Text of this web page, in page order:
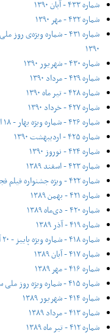
شماره ۴۳۳ - آبان ۱۳۹۰
شماره ۴۳۲ - مهر ۱۳۹۰
۱۳۹۰
شماره ۴۳۰ - شهریور ۱۳۹۰
شماره ۴۲۹ - مرداد ۱۳۹۰
شماره ۴۲۸ - تیر ماه ۱۳۹۰
شماره ۴۲۷ - خرداد ۱۳۹۰
شماره ۴۲۶ - شماره ویژه بهار - ۱۸ اردیبهشت ۱۳۹۰
شماره ۴۲۵ - اردیبهشت ۱۳۹۰
شماره ۴۲۴ - نوروز ۱۳۹۰
شماره ۴۲۳ - اسفند ۱۳۸۹
شماره ۴۲۲ - ویژه جشنواره فیلم فجر - ۱۶ بهمن ۱۳۸۹
شماره ۴۲۱ - بهمن ۱۳۸۹
شماره ۴۲۰ - دی‌ماه ۱۳۸۹
شماره ۴۱۹ - آذر ۱۳۸۹
شماره ۴۱۸ - شماره ویژه پاییز - ۲۰ آبان ۱۳۸۹
شماره ۴۱۷ - آبان ۱۳۸۹
شماره ۴۱۶ - مهر ۱۳۸۹
شماره ۴۱۵ - شماره ویژه روز ملی سینما - ۲۱ شهریور ۱۳۸۹
شماره ۴۱۴ - شهریور ۱۳۸۹
شماره ۴۱۳ - مرداد ۱۳۸۹
شماره ۴۱۲ - تیر ماه ۱۳۸۹